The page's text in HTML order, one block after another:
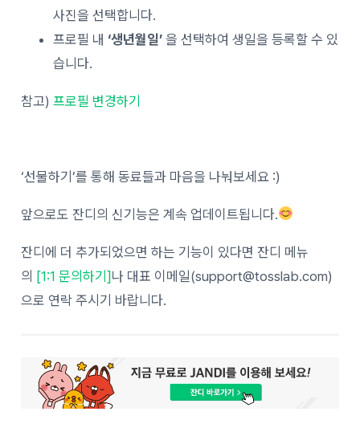
사진을 선택합니다.
프로필 내‘생년월일’ 을 선택하여 생일을 등록할 수 있
습니다.
참고)프로필 변경하기
‘선물하기’를 통해 동료들과 마음을 나눠보세요 :)
앞으로도 잔디의 신기능은 계속 업데이트됩니다.
잔디에 더 추가되었으면 하는 기능이 있다면 잔디 메뉴
의 [1:1 문의하기]나 대표 이메일(support@tosslab.com)
으로 연락 주시기 바랍니다.